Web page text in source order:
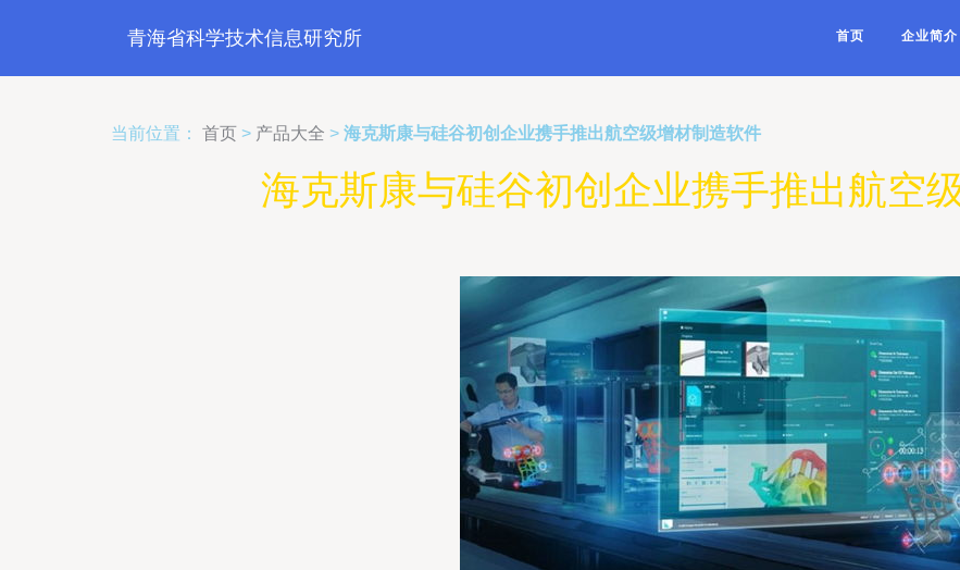
青海省科学技术信息研究所 首页 企业简介
当前位置： 首页 > 产品大全 > 海克斯康与硅谷初创企业携手推出航空级增材制造软件
海克斯康与硅谷初创企业携手推出航空